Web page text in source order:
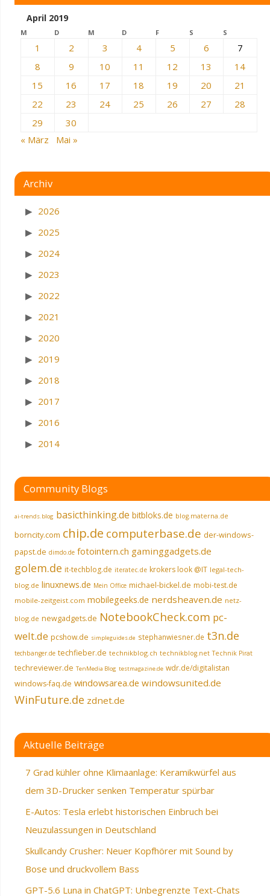
April 2019
M D M D F S S
1 2 3 4 5 6
7
8
9 10 11 12 13
14
15
16 17 18 19 20
21
22
23 24 25 26 27
28
29
30
« März
Mai »
Archiv
2026
2025
2024
2023
2022
2021
2020
2019
2018
2017
2016
2014
Community Blogs
ai-trends.blog basicthinking.de bitbloks.de blog.materna.de
borncity.com chip.de computerbase.de der-windows-
papst.de dimdo.de fotointern.ch gaminggadgets.de
golem.de it-techblog.de iteratec.de krokers look @IT legal-tech-
blog.de linuxnews.de Mein Office michael-bickel.de mobi-test.de
mobile-zeitgeist.com mobilegeeks.de nerdsheaven.de netz-
blog.de newgadgets.de NotebookCheck.com pc-
welt.de pcshow.de simpleguides.de stephanwiesner.de t3n.de
techbanger.de techfieber.de technikblog.ch technikblog.net Technik Pirat
techreviewer.de TenMedia Blog testmagazine.de wdr.de/digitalistan
windows-faq.de windowsarea.de windowsunited.de
WinFuture.de zdnet.de
Aktuelle Beiträge
7 Grad kühler ohne Klimaanlage: Keramikwürfel aus
dem 3D-Drucker senken Temperatur spürbar
E-Autos: Tesla erlebt historischen Einbruch bei
Neuzulassungen in Deutschland
Skullcandy Crusher: Neuer Kopfhörer mit Sound by
Bose und druckvollem Bass
GPT-5.6 Luna in ChatGPT: Unbegrenzte Text-Chats